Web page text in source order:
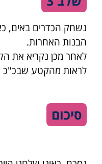
נשחק הכדרים באים,
הבנות האחרות.
לאחר מכן נקריא את
לראות מהקטע שבכ"כ
סיכום